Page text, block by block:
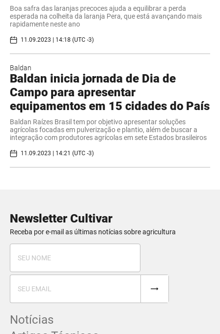
Boa safra das laranjas precoces ajuda a equilibrar a perda
esperada na colheita da laranja Pera, que está avançando mais
rapidamente neste ano
11.09.2023 | 14:18 (UTC -3)
Baldan
Baldan inicia jornada de Dia de
Campo para apresentar
equipamentos em 15 cidades do País
Baldan Raízes Brasil tem por objetivo apresentar soluções
agrícolas focadas em pulverização e plantio, além de buscar a
integração com produtores agrícolas em sete Estados brasileiros
11.09.2023 | 14:21 (UTC -3)
Newsletter Cultivar
Receba por e-mail as últimas notícias sobre agricultura
Notícias